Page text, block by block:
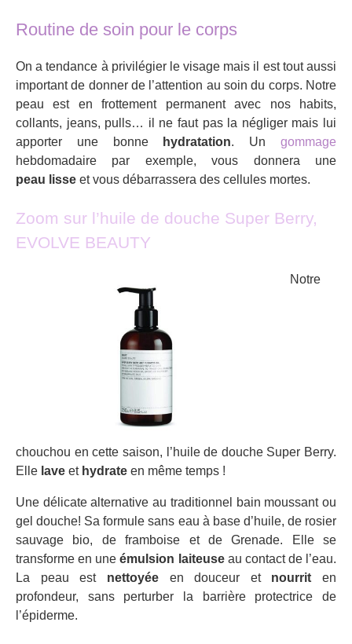
Routine de soin pour le corps
On a tendance à privilégier le visage mais il est tout aussi
important de donner de l’attention au soin du corps. Notre
peau est en frottement permanent avec nos habits,
collants, jeans, pulls… il ne faut pas la négliger mais lui
apporter une bonne
hydratation. Ungommage
hebdomadaire par exemple, vous donnera une
peau lisse et vous débarrassera des cellules mortes.
Zoom sur l’huile de douche Super Berry,
EVOLVE BEAUTY
Notre
chouchou en cette saison, l’huile de douche Super Berry.
Elle lave et hydrate en même temps !
Une délicate alternative au traditionnel bain moussant ou
gel douche! Sa formule sans eau à base d’huile, de rosier
sauvage bio, de framboise et de Grenade. Elle se
transforme en uneémulsion laiteuseau contact de l’eau.
La peau est nettoyéeen douceur et nourrit en
profondeur, sans perturber la barrière protectrice de
l’épiderme.